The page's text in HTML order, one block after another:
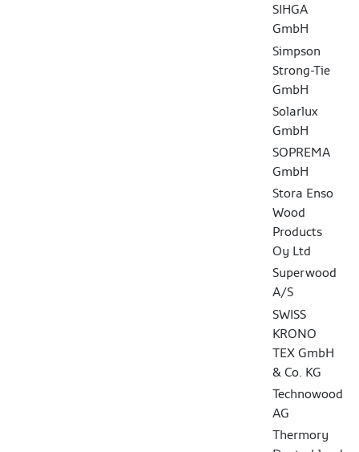
SIHGA
GmbH
Simpson
Strong-Tie
GmbH
Solarlux
GmbH
SOPREMA
GmbH
Stora Enso
Wood
Products
Oy Ltd
Superwood
A/S
SWISS
KRONO
TEX GmbH
& Co. KG
Technowood
AG
Thermory